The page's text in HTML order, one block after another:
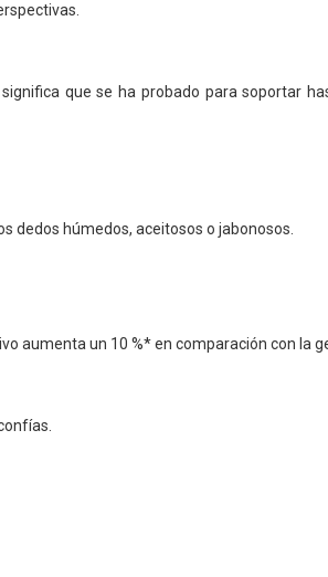
que se ha probado para soportar
dedos húmedos, aceitosos o jabonosos.
aumenta un 10 %* en comparación con la